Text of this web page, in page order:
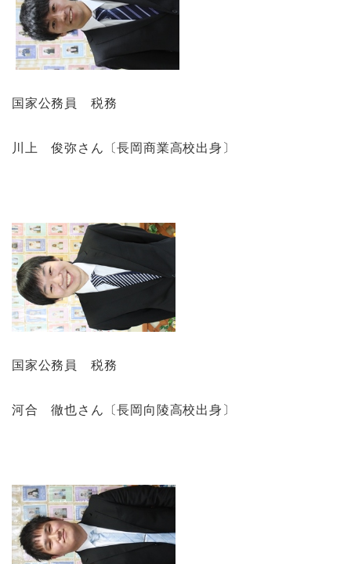
国家公務員 税務
川上 俊弥さん〔長岡商業高校出身〕
国家公務員 税務
河合 徹也さん〔長岡向陵高校出身〕